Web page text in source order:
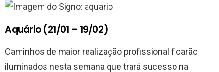
Aquário (21/01 – 19/02)
Caminhos de maior realização profissional ficarão
iluminados nesta semana que trará sucesso na